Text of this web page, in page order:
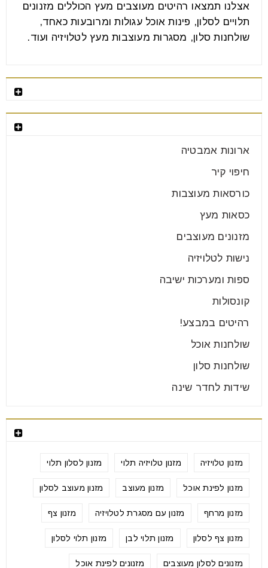
אצלנו תמצאו רהיטים מעוצבים מעץ הכוללים מזנונים
תלויים לסלון, פינות אוכל עגולות ומרובעות כאחד,
שולחנות סלון, מסגרות מעוצבות מעץ לטלויזיה ועוד.
ארונות אמבטיה
חיפוי קיר
כורסאות מעוצבות
כסאות מעץ
מזנונים מעוצבים
נישות לטלויזיה
ספות ומערכות ישיבה
קונסולות
רהיטים במבצע!
שולחנות אוכל
שולחנות סלון
שידות לחדר שינה
מזנון טלויזיה מזנון טלויזיה תלוי מזנון לסלון תלוי
מזנון לפינת אוכל מזנון מעוצב מזנון מעוצב לסלון
מזנון מרחף מזנון עם מסגרת לטלויזיה מזנון צף
מזנון צף לסלון מזנון תלוי לבן מזנון תלוי לסלון
מזנונים לסלון מעוצבים מזנונים לפינת אוכל